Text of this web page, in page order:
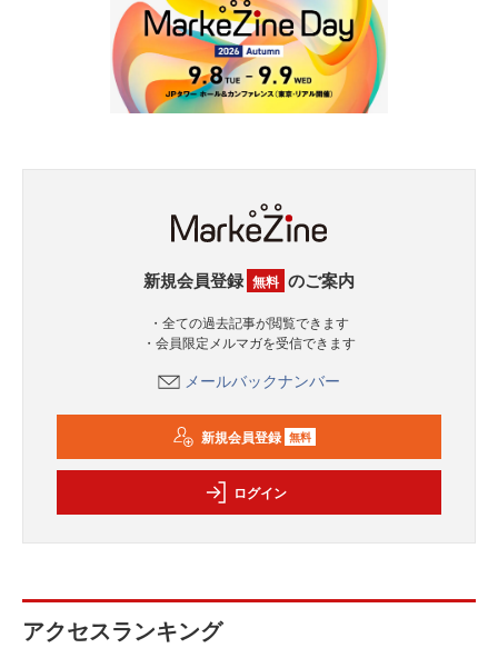
新規会員登録 無料 のご案内
・全ての過去記事が閲覧できます
・会員限定メルマガを受信できます
メールバックナンバー
新規会員登録 無料
ログイン
アクセスランキング